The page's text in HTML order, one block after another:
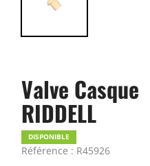
Valve Casque
RIDDELL
Référence : R45926
DISPONIBLE